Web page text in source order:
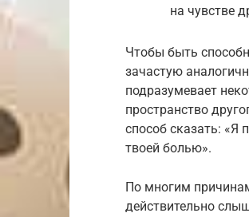
на чувстве
Чтобы быть
зачастую
подразумевает
пространство
способ сказать: «Я
твоей болью».
По многим
действительно